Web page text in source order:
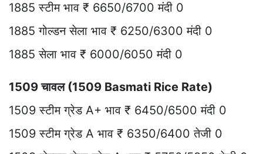
1885 स्टीम भाव ₹ 6650/6700 मंदी 0
1885 गोल्डन सेला भाव ₹ 6250/6300 मंदी 0
1885 सेला भाव ₹ 6000/6050 मंदी 0
1509 चावल (1509 Basmati Rice Rate)
1509 स्टीम ग्रेड A+ भाव ₹ 6450/6500 मंदी 0
1509 स्टीम ग्रेड A भाव ₹ 6350/6400 तेजी 0